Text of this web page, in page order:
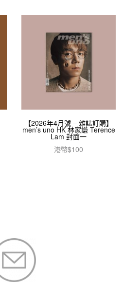
【2026年4月號 – 雜誌訂購】
men’s uno HK 林家謙 Terence
Lam 封面一
港幣$100